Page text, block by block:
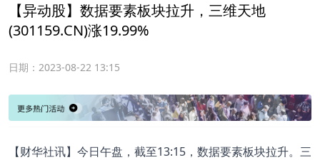
【异动股】数据要素板块拉升，三维天地
(301159.CN)涨19.99%
日期： 2023-08-22 13:15
【财华社讯】今日午盘，截至13:15，数据要素板块拉升。三